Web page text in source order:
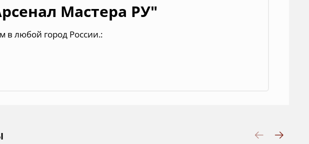
Мастера РУ"
в любой город России.: